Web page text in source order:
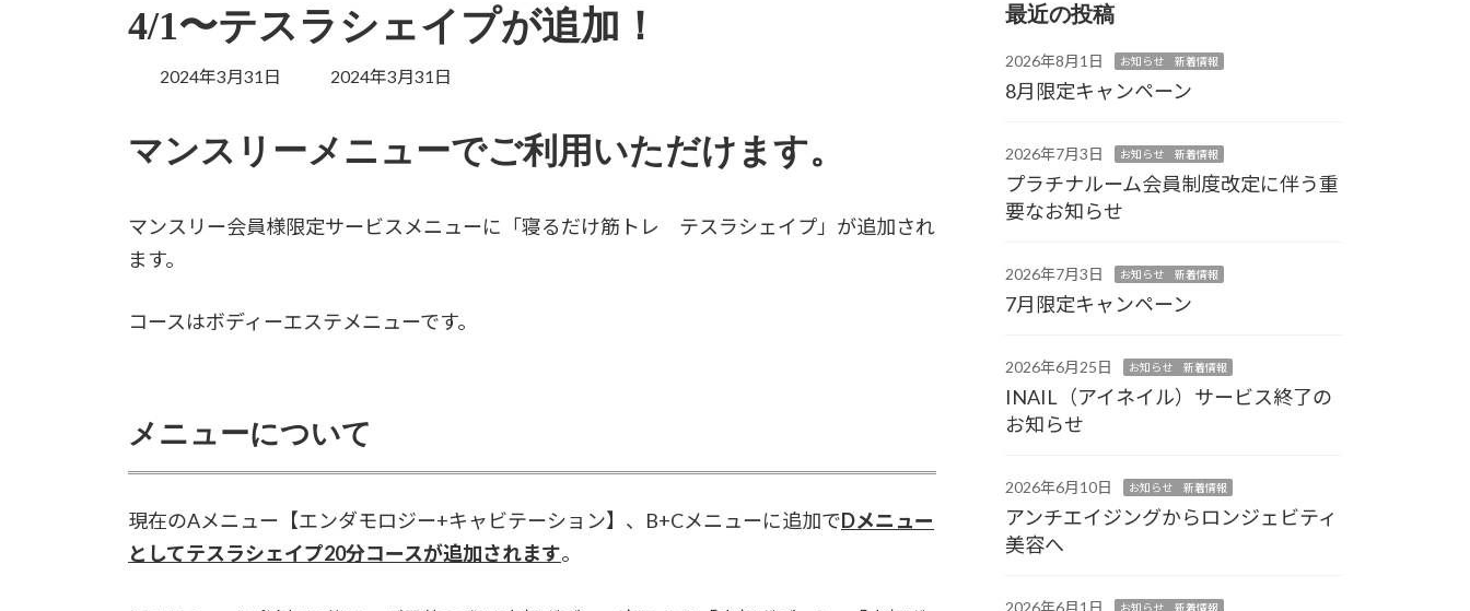
4/1〜テスラシェイプが追加！
2024年3月31日
最
新
:
2024年3月31日
マンスリーメニューでご利用いただけます。
マンスリー会員様限定サービスメニューに「寝るだけ筋トレ テスラシェイプ」が追加され
ます。
コースはボディーエステメニューです。
メニューについて
現在のAメニュー【エンダモロジー+キャビテーション】、B+Cメニューに追加でDメニュー
としてテスラシェイプ20分コースが追加されます。
最近の投稿
2026年8月1日 お知らせ 新着情報
8月限定キャンペーン
2026年7月3日 お知らせ 新着情報
プラチナルーム会員制度改定に伴う重
要なお知らせ
2026年7月3日 お知らせ 新着情報
7月限定キャンペーン
2026年6月25日 お知らせ 新着情報
INAIL（アイネイル）サービス終了の
お知らせ
2026年6月10日 お知らせ 新着情報
アンチエイジングからロンジェビティ
美容へ
2026年6月1日 お知らせ 新着情報